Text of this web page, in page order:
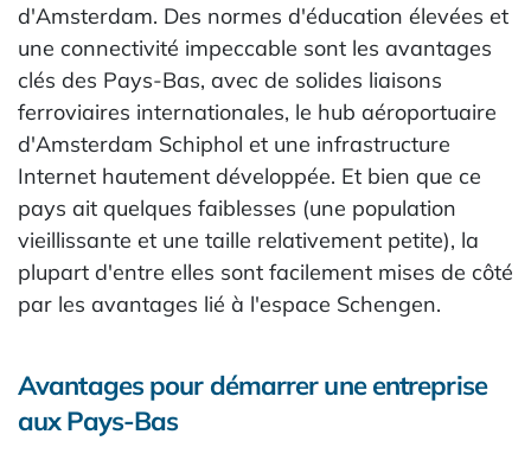
d'Amsterdam. Des normes d'éducation élevées et
une connectivité impeccable sont les avantages
clés des Pays-Bas, avec de solides liaisons
ferroviaires internationales, le hub aéroportuaire
d'Amsterdam Schiphol et une infrastructure
Internet hautement développée. Et bien que ce
pays ait quelques faiblesses (une population
vieillissante et une taille relativement petite), la
plupart d'entre elles sont facilement mises de côté
par les avantages lié à l'espace Schengen.
Avantages pour démarrer une entreprise
aux Pays-Bas